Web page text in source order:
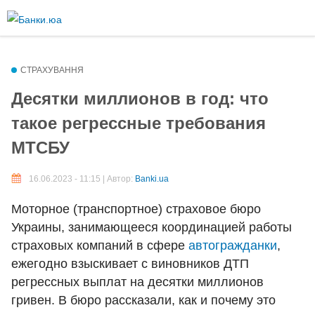
содержанию
СТРАХУВАННЯ
Десятки миллионов в год: что
такое регрессные требования
МТСБУ
16.06.2023 - 11:15 | Автор: Banki.ua
Моторное (транспортное) страховое бюро
Украины, занимающееся координацией работы
страховых компаний в сфере автогражданки,
ежегодно взыскивает с виновников ДТП
регрессных выплат на десятки миллионов
гривен. В бюро рассказали, как и почему это
Comment HTML
Допустимые HTML-теги: <p> <br> <ul> <li> <ol> <em> <strong> <b>
Plain text
You may quote other posts using [quote] tags.
Строки и абзацы переносятся автоматически.